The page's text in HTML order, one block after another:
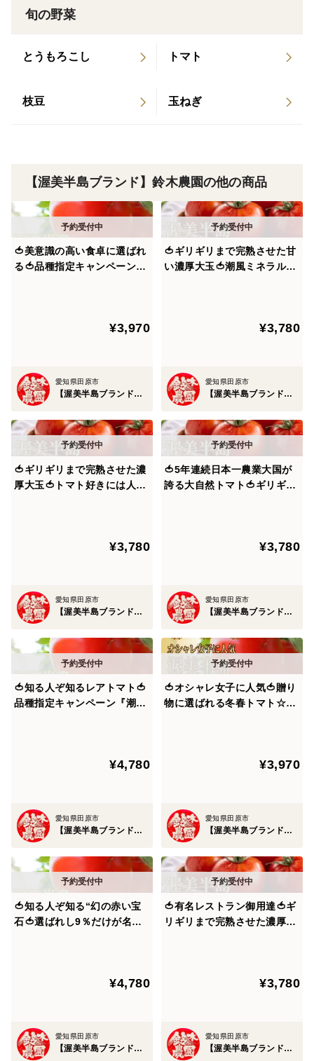
必要で、全国でもこの品種を扱える農家はほんの一握
香り・赤の深みなど、厳しい選抜基準を満たした“わず
それは、サンドパルが「美味しさ」以上のものを届けて
くれるから。
朝のワンプレートがちょっとだけ誇らしくなる。
自分を丁寧に扱っているような気持ちになれる。
さらにサンドパルは、生まれながらに“自ら実を結ぶ
力”を持つ希少な特性を備えています。
受粉に頼らずとも美しい果実へと育つこの特異な性質
が、どの断面も均整のとれた芸術的フォルムを生み出し
美しさ、味わい、希少性。
手に入れられる機会は多くありません。
全国でも少数の農家しか育てられず、その中からさらに
【選ばれし9％】しか市場に出ないからです。
特別な日にも、なんでもない日にも。
赤い宝石が、あなたの食卓に小さな奇跡を運びます。
加え、ミネラル豊富な潮風の恩恵を享受しており農業算
出額5年連続日本一を獲得した全国屈指の農業王国で
す。
ンドトマトは渥美半島の潮風に乗った豊富なミネラルを
という農業に適した比類なき環境を誇る渥美半島で育ま
旬の野菜
とうもろこし トマト
枝豆 玉ねぎ
【渥美半島ブランド】鈴木農園の他の商品
🍅美意識の高い食卓に選ばれ
る🍅品種指定キャンペーン
れ】【12月下旬予約】¥3,970
愛知県田原市
【渥美半島ブランド】鈴木農園
🍅ギリギリまで完熟させた甘
い濃厚大玉🍅潮風ミネラルト
¥3,780
愛知県田原市
【渥美半島ブランド】鈴木農園
🍅ギリギリまで完熟させた濃
厚大玉🍅トマト好きには人生
美半島ブランド』【朝どれ】
¥3,780
愛知県田原市
【渥美半島ブランド】鈴木農園
🍅5年連続日本一農業大国が
誇る大自然トマト🍅ギリギリ
結晶『渥美半島ブランド』
¥3,780
愛知県田原市
【渥美半島ブランド】鈴木農園
🍅知る人ぞ知るレアトマト🍅
品種指定キャンペーン『潮風
【朝どれ】【冬ギフト】【2
¥4,780
愛知県田原市
【渥美半島ブランド】鈴木農園
🍅オシャレ女子に人気🍅贈り
物に選ばれる冬春トマト☆品
ト・ご褒美に】【1月上旬予
¥3,970
愛知県田原市
【渥美半島ブランド】鈴木農園
🍅知る人ぞ知る“幻の赤い宝
石🍅選ばれし9％だけが名乗
ト🍅お試約1㎏【朝どれ】【3
¥4,780
愛知県田原市
【渥美半島ブランド】鈴木農園
🍅有名レストラン御用達🍅ギ
リギリまで完熟させた濃厚大
【朝どれ】【11月中旬予約】
¥3,780
愛知県田原市
【渥美半島ブランド】鈴木農園